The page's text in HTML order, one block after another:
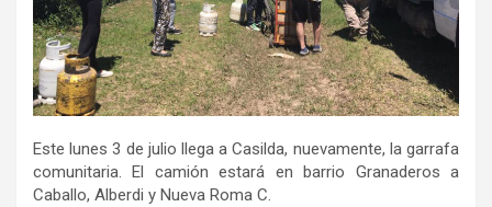
Este lunes 3 de julio llega a Casilda, nuevamente, la garrafa
comunitaria. El camión estará en barrio Granaderos a
Caballo, Alberdi y Nueva Roma C.